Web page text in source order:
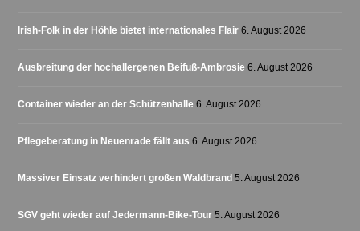
Irish-Folk in der Höhle bietet internationales Flair 6. August 2026
Ausbreitung der hochallergenen Beifuß-Ambrosie 6. August 2026
Container wieder an der Schützenhalle 6. August 2026
Pflegeberatung in Neuenrade fällt aus 6. August 2026
Massiver Einsatz verhindert großen Waldbrand 5. August 2026
SGV geht wieder auf Jedermann-Bike-Tour 5. August 2026